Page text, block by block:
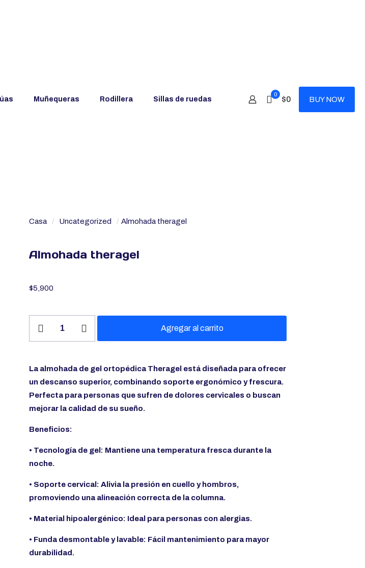
Muñequeras Rodillera Sillas de ruedas
0
$0 BUY NOW
Casa / Uncategorized / Almohada theragel
Almohada theragel
$5,900
theragel
Agregar al carrito
La almohada de gel ortopédica Theragel está diseñada para ofrecer
un descanso superior, combinando soporte ergonómico y frescura.
Perfecta para personas que sufren de dolores cervicales o buscan
mejorar la calidad de su sueño.
Beneficios:
• Tecnología de gel: Mantiene una temperatura fresca durante la
noche.
• Soporte cervical: Alivia la presión en cuello y hombros,
promoviendo una alineación correcta de la columna.
• Material hipoalergénico: Ideal para personas con alergias.
• Funda desmontable y lavable: Fácil mantenimiento para mayor
durabilidad.